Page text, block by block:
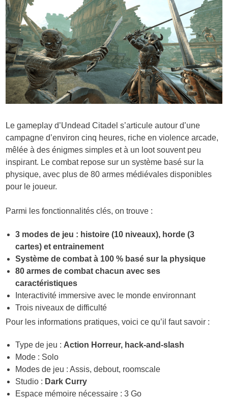
Le gameplay d’Undead Citadel s’articule autour d’une
campagne d’environ cinq heures, riche en violence arcade,
mêlée à des énigmes simples et à un loot souvent peu
inspirant. Le combat repose sur un système basé sur la
physique, avec plus de 80 armes médiévales disponibles
pour le joueur.
Parmi les fonctionnalités clés, on trouve :
3 modes de jeu : histoire (10 niveaux), horde (3
cartes) et entrainement
Système de combat à 100 % basé sur la physique
80 armes de combat chacun avec ses
caractéristiques
Interactivité immersive avec le monde environnant
Trois niveaux de difficulté
Pour les informations pratiques, voici ce qu’il faut savoir :
Type de jeu :Action Horreur, hack-and-slash
Mode : Solo
Modes de jeu : Assis, debout, roomscale
Studio : Dark Curry
Espace mémoire nécessaire : 3 Go